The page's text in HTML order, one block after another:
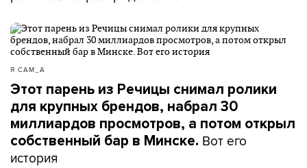
Я САМ_А
Этот парень из Речицы снимал ролики
для крупных брендов, набрал 30
миллиардов просмотров, а потом открыл
собственный бар в Минске. Вот его
история